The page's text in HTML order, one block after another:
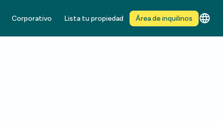
Corporativo Lista tu propiedad Área de inquilinos